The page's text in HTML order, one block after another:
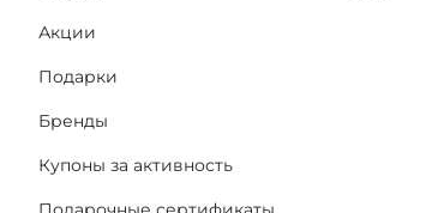
Акции
Подарки
Бренды
Купоны за активность